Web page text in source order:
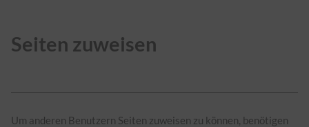
Seiten zuweisen
Um anderen Benutzern Seiten zuweisen zu können, benötigen